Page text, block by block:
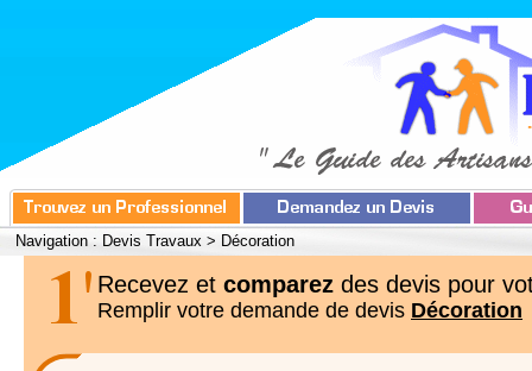
Navigation : Devis Travaux > Décoration
Recevez et comparez des devis pour
Remplir votre demande de devis Décoration